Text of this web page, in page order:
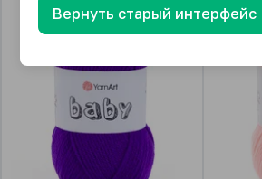
Вернуть старый интерфейс